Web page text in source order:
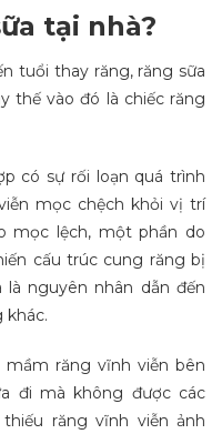
tại nhà?
tuổi thay răng, răng sữa
thế vào đó là chiếc răng
có sự rối loạn quá trình
mọc chệch khỏi vị trí
mọc lệch, một phần do
cấu trúc cung răng bị
là nguyên nhân dẫn đến
khác.
răng vĩnh viễn bên
đi mà không được các
răng vĩnh viễn ảnh